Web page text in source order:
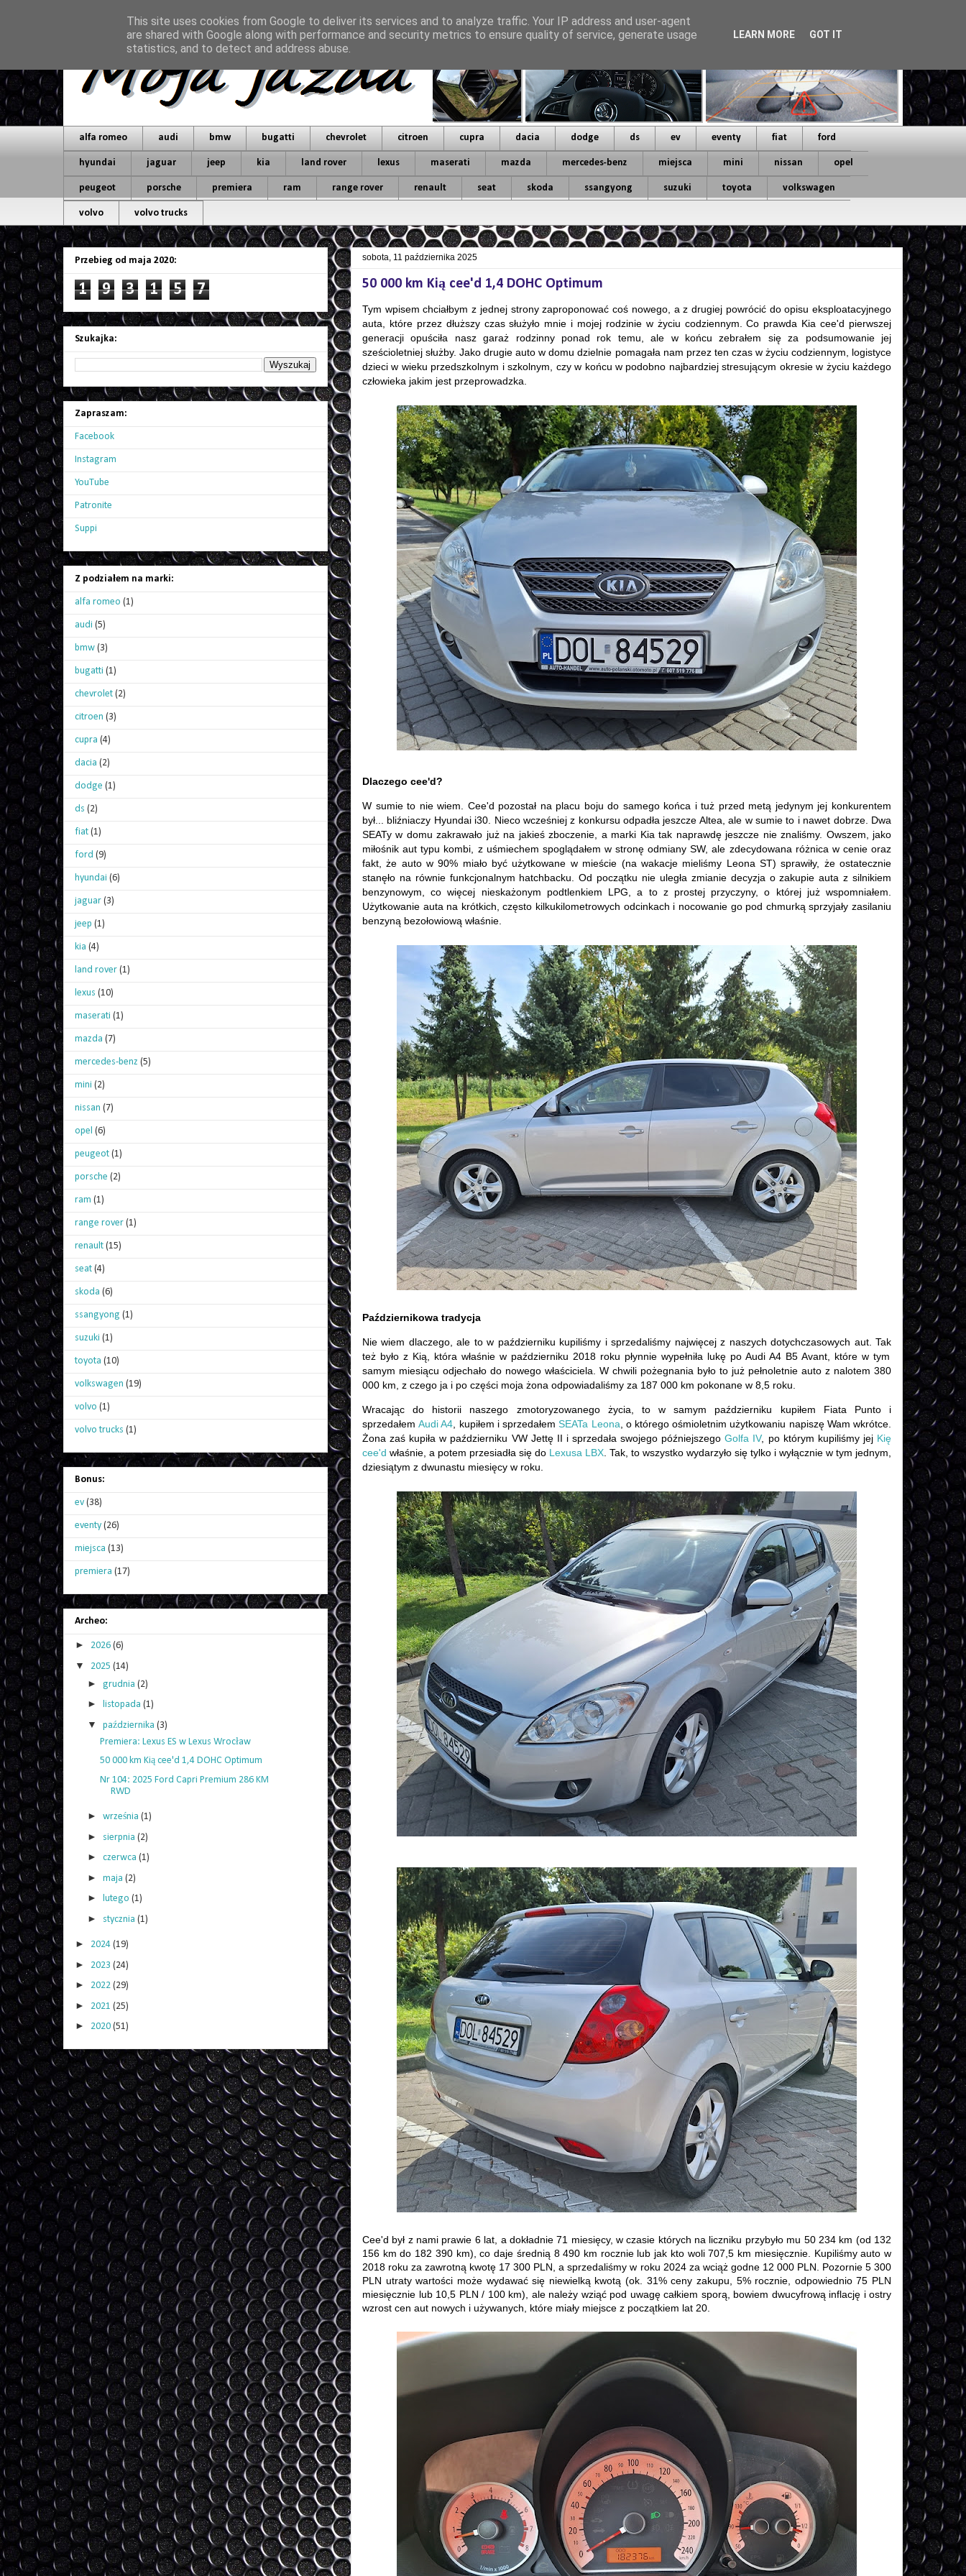
alfa romeo audi bmw bugatti chevrolet citroen cupra dacia dodge ds ev eventy fiat ford
hyundai jaguar jeep kia land rover lexus maserati mazda mercedes-benz miejsca mini nissan opel
peugeot porsche premiera ram range rover renault seat skoda ssangyong suzuki toyota volkswagen
volvo volvo trucks
sobota, 11 października 2025
50 000 km Kią cee'd 1,4 DOHC Optimum
Tym wpisem chciałbym z jednej strony zaproponować coś nowego, a z drugiej powrócić do opisu eksploatacyjnego
auta, które przez dłuższy czas służyło mnie i mojej rodzinie w życiu codziennym. Co prawda Kia cee'd pierwszej
generacji opuściła nasz garaż rodzinny ponad rok temu, ale w końcu zebrałem się za podsumowanie jej
sześcioletniej służby. Jako drugie auto w domu dzielnie pomagała nam przez ten czas w życiu codziennym, logistyce
dzieci w wieku przedszkolnym i szkolnym, czy w końcu w podobno najbardziej stresującym okresie w życiu każdego
człowieka jakim jest przeprowadzka.
Dlaczego cee'd?
W sumie to nie wiem. Cee'd pozostał na placu boju do samego końca i tuż przed metą jedynym jej konkurentem
był... bliźniaczy Hyundai i30. Nieco wcześniej z konkursu odpadła jeszcze Altea, ale w sumie to i nawet dobrze. Dwa
SEATy w domu zakrawało już na jakieś zboczenie, a marki Kia tak naprawdę jeszcze nie znaliśmy. Owszem, jako
miłośnik aut typu kombi, z uśmiechem spoglądałem w stronę odmiany SW, ale zdecydowana różnica w cenie oraz
fakt, że auto w 90% miało być użytkowane w mieście (na wakacje mieliśmy Leona ST) sprawiły, że ostatecznie
stanęło na równie funkcjonalnym hatchbacku. Od początku nie uległa zmianie decyzja o zakupie auta z silnikiem
benzynowym, co więcej nieskażonym podtlenkiem LPG, a to z prostej przyczyny, o której już wspomniałem.
Użytkowanie auta na krótkich, często kilkukilometrowych odcinkach i nocowanie go pod chmurką sprzyjały zasilaniu
benzyną bezołowiową właśnie.
Październikowa tradycja
Nie wiem dlaczego, ale to w październiku kupiliśmy i sprzedaliśmy najwięcej z naszych dotychczasowych aut. Tak
też było z Kią, która właśnie w październiku 2018 roku płynnie wypełniła lukę po Audi A4 B5 Avant, które w tym
samym miesiącu odjechało do nowego właściciela. W chwili pożegnania było to już pełnoletnie auto z nalotem 380
000 km, z czego ja i po części moja żona odpowiadaliśmy za 187 000 km pokonane w 8,5 roku.
Wracając do historii naszego zmotoryzowanego życia, to w samym październiku kupiłem Fiata Punto i
sprzedałemAudi A4 , kupiłem i sprzedałemSEATa Leona , o którego ośmioletnim użytkowaniu napiszę Wam wkrótce.
Żona zaś kupiła w październiku VW Jettę II i sprzedała swojego późniejszegoGolfa IV, po którym kupiliśmy jej Kię
cee'd właśnie, a potem przesiadła się do Lexusa LBX . Tak, to wszystko wydarzyło się tylko i wyłącznie w tym jednym,
dziesiątym z dwunastu miesięcy w roku.
Cee'd był z nami prawie 6 lat, a dokładnie 71 miesięcy, w czasie których na liczniku przybyło mu 50 234 km (od 132
156 km do 182 390 km), co daje średnią 8 490 km rocznie lub jak kto woli 707,5 km miesięcznie. Kupiliśmy auto w
2018 roku za zawrotną kwotę 17 300 PLN, a sprzedaliśmy w roku 2024 za wciąż godne 12 000 PLN. Pozornie 5 300
PLN utraty wartości może wydawać się niewielką kwotą (ok. 31% ceny zakupu, 5% rocznie, odpowiednio 75 PLN
miesięcznie lub 10,5 PLN / 100 km), ale należy wziąć pod uwagę całkiem sporą, bowiem dwucyfrową inflację i ostry
wzrost cen aut nowych i używanych, które miały miejsce z początkiem lat 20.
Przebieg od maja 2020:
1 9 3 1 5 7
Szukajka:
Zapraszam:
Facebook
Instagram
YouTube
Patronite
Suppi
Z podziałem na marki:
alfa romeo (1)
audi (5)
bmw (3)
bugatti (1)
chevrolet (2)
citroen (3)
cupra (4)
dacia (2)
dodge (1)
ds (2)
fiat (1)
ford (9)
hyundai (6)
jaguar (3)
jeep (1)
kia (4)
land rover (1)
lexus (10)
maserati (1)
mazda (7)
mercedes-benz (5)
mini (2)
nissan (7)
opel (6)
peugeot (1)
porsche (2)
ram (1)
range rover (1)
renault (15)
seat (4)
skoda (6)
ssangyong (1)
suzuki (1)
toyota (10)
volkswagen (19)
volvo (1)
volvo trucks (1)
Bonus:
ev (38)
eventy (26)
miejsca (13)
premiera (17)
Archeo:
► 2026 (6)
▼ 2025 (14)
► grudnia (2)
► listopada (1)
▼ października (3)
Premiera: Lexus ES w Lexus Wrocław
50 000 km Kią cee'd 1,4 DOHC Optimum
Nr 104: 2025 Ford Capri Premium 286 KM
RWD
► września (1)
► sierpnia (2)
► czerwca (1)
► maja (2)
► lutego (1)
► stycznia (1)
► 2024 (19)
► 2023 (24)
► 2022 (29)
► 2021 (25)
► 2020 (51)
This site uses cookies from Google to deliver its services and to analyze traffic. Your IP address and user-agent
are shared with Google along with performance and security metrics to ensure quality of service, generate usage
statistics, and to detect and address abuse.
LEARN MORE GOT IT